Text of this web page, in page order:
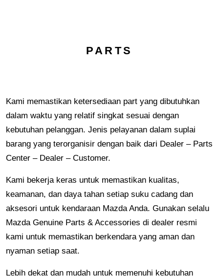
PARTS
Kami memastikan ketersediaan part yang dibutuhkan
dalam waktu yang relatif singkat sesuai dengan
kebutuhan pelanggan. Jenis pelayanan dalam suplai
barang yang terorganisir dengan baik dari Dealer – Parts
Center – Dealer – Customer.
Kami bekerja keras untuk memastikan kualitas,
keamanan, dan daya tahan setiap suku cadang dan
aksesori untuk kendaraan Mazda Anda. Gunakan selalu
Mazda Genuine Parts & Accessories di dealer resmi
kami untuk memastikan berkendara yang aman dan
nyaman setiap saat.
Lebih dekat dan mudah untuk memenuhi kebutuhan